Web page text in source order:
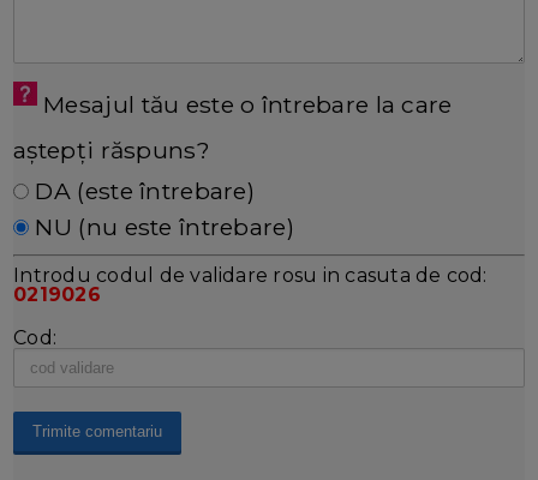
Mesajul tău este o întrebare la care
aștepți răspuns?
DA (este întrebare)
NU (nu este întrebare)
Introdu codul de validare rosu in casuta de cod:
0219026
Cod: